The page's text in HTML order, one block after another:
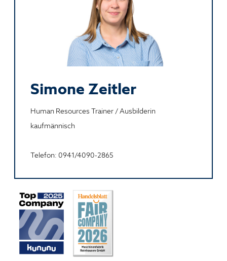
Simone Zeitler
Human Resources Trainer / Ausbilderin
kaufmännisch
Telefon: 0941/4090-2865